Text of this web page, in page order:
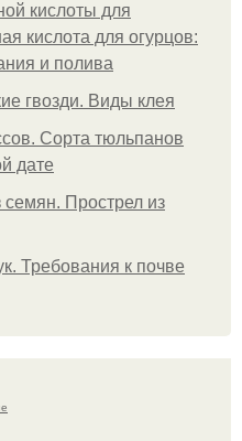
кислоты для
кислота для огурцов:
и полива
гвозди. Виды клея
Сорта тюльпанов
дате
семян. Прострел из
Требования к почве